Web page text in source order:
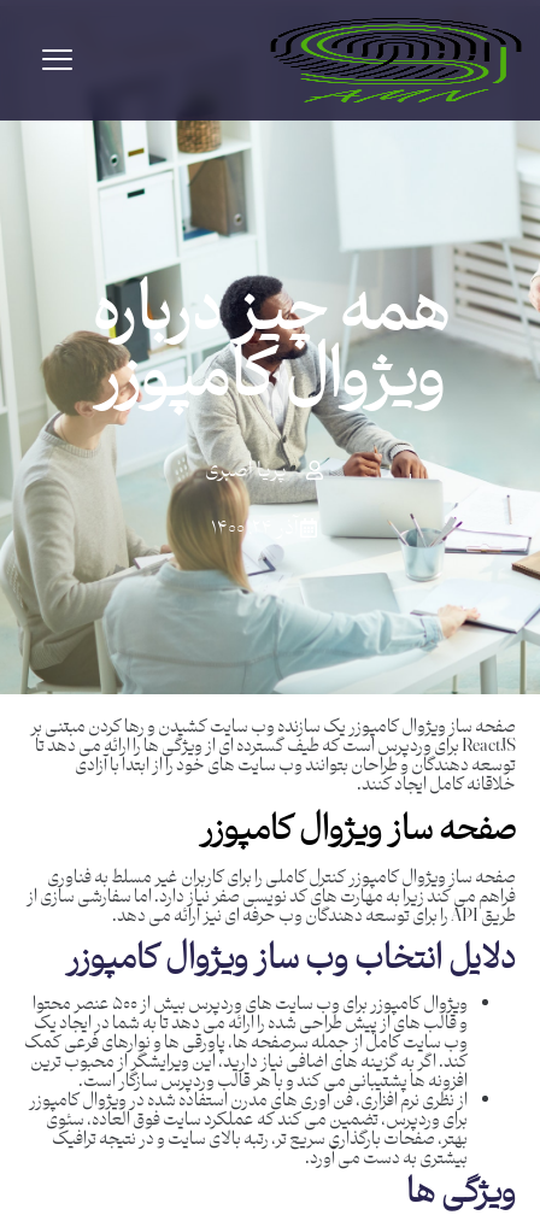
همه چیز درباره
ویژوال کامپوزر
پریا اصبری
صفحه ساز ویژوال کامپوزر یک سازنده وب سایت کشیدن و رها کردن مبتنی بر
ReactJS برای وردپرس است که طیف گسترده ای از ویژگی ها را ارائه می دهد تا
توسعه دهندگان و طراحان بتوانند وب سایت های خود را از ابتدا با آزادی
خلاقانه کامل ایجاد کنند.
صفحه ساز ویژوال کامپوزر
صفحه ساز ویژوال کامپوزر کنترل کاملی را برای کاربران غیر مسلط به فناوری
فراهم می کند زیرا به مهارت های کد نویسی صفر نیاز دارد. اما سفارشی سازی از
طریق API را برای توسعه دهندگان وب حرفه ای نیز ارائه می دهد.
دلایل انتخاب وب ساز ویژوال کامپوزر
ویژوال کامپوزر برای وب سایت های وردپرس بیش از ۵۰۰ عنصر محتوا
و قالب های از پیش طراحی شده را ارائه می دهد تا به شما در ایجاد یک
وب سایت کامل از جمله سرصفحه ها، پاورقی ها و نوارهای فرعی کمک
کند. اگر به گزینه ‌های اضافی نیاز دارید، این ویرایشگر از محبوب ‌ترین
افزونه‌ ها پشتیبانی می ‌کند و با هر قالب وردپرس سازگار است.
از نظری نرم افزاری، فن آوری های مدرن استفاده شده در ویژوال کامپوزر
برای وردپرس، تضمین می کند که عملکرد سایت فوق العاده، سئوی
بهتر، صفحات بارگذاری سریع تر، رتبه بالای سایت و در نتیجه ترافیک
بیشتری به دست می آورد.
ویژگی ها